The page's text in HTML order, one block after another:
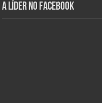
A Líder no Facebook